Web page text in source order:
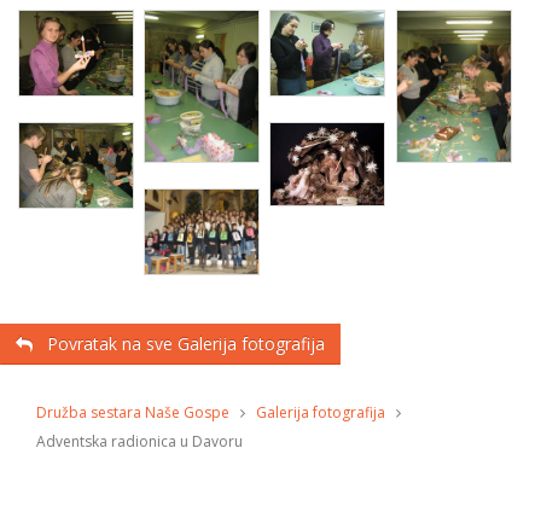
Povratak na sve Galerija fotografija
Družba sestara Naše Gospe
Galerija fotografija
Adventska radionica u Davoru